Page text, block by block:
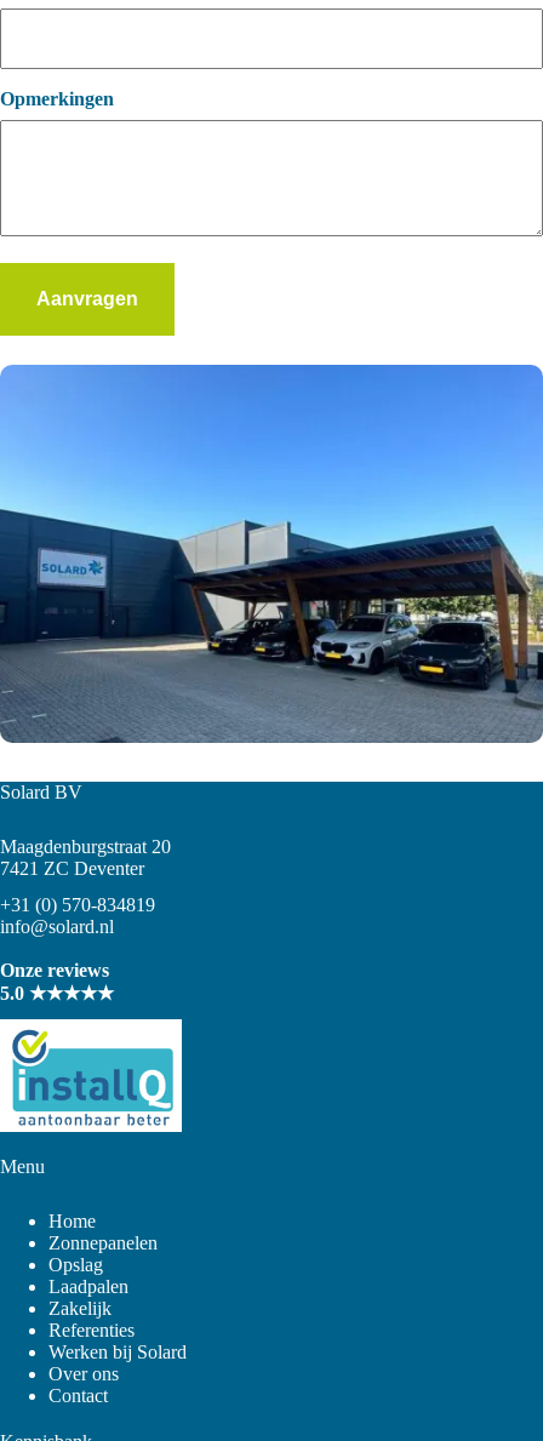
Opmerkingen
Solard BV
Maagdenburgstraat 20
7421 ZC Deventer
+31 (0) 570-834819
info@solard.nl
Onze reviews
5.0 ★★★★★
Menu
Home
Zonnepanelen
Opslag
Laadpalen
Zakelijk
Referenties
Werken bij Solard
Over ons
Contact